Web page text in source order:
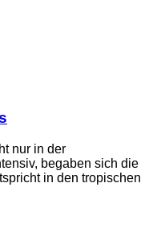
nur in der
begaben sich die
in den tropischen